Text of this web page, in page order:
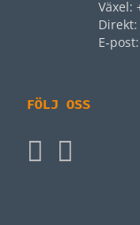
Växel:
Direkt:
E‑post:
FÖLJ OSS